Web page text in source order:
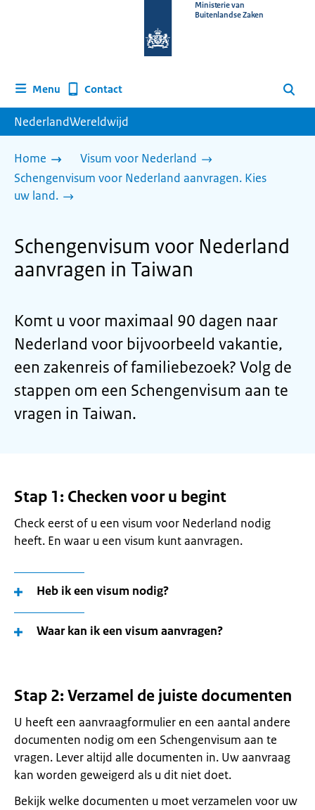
homepage
Ministerie van
Buitenlandse Zaken
Menu Contact Zoeken
NederlandWereldwijd
Home
Visum voor Nederland
Schengenvisum voor Nederland aanvragen. Kies
uw land.
Schengenvisum voor Nederland
aanvragen in Taiwan
Komt u voor maximaal 90 dagen naar
Nederland voor bijvoorbeeld vakantie,
een zakenreis of familiebezoek? Volg de
stappen om een Schengenvisum aan te
vragen in Taiwan.
Stap 1: Checken voor u begint
Check eerst of u een visum voor Nederland nodig
heeft. En waar u een visum kunt aanvragen.
Heb ik een visum nodig?
Waar kan ik een visum aanvragen?
Stap 2: Verzamel de juiste documenten
U heeft een aanvraagformulier en een aantal andere
documenten nodig om een Schengenvisum aan te
vragen. Lever altijd alle documenten in. Uw aanvraag
kan worden geweigerd als u dit niet doet.
Bekijk welke documenten u moet verzamelen voor uw